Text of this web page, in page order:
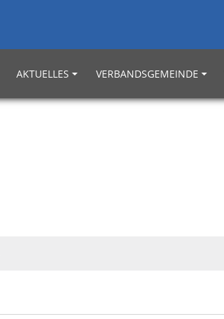
AKTUELLES VERBANDSGEMEINDE